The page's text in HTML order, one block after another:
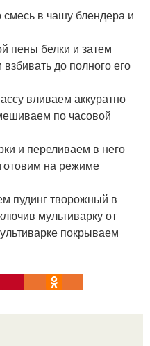
в чашу блендера и
пены белки и затем
до полного его
вливаем аккуратно
по часовой
и переливаем в него
на режиме
пудинг творожный в
мультиварку от
покрываем